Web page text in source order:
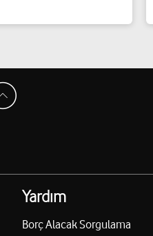
Yardım
Borç Alacak Sorgulama